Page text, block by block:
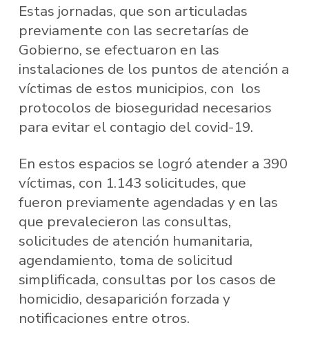
Estas jornadas, que son articuladas
previamente con las secretarías de
Gobierno, se efectuaron en las
instalaciones de los puntos de atención a
víctimas de estos municipios, con los
protocolos de bioseguridad necesarios
para evitar el contagio del covid-19.
En estos espacios se logró atender a 390
víctimas, con 1.143 solicitudes, que
fueron previamente agendadas y en las
que prevalecieron las consultas,
solicitudes de atención humanitaria,
agendamiento, toma de solicitud
simplificada, consultas por los casos de
homicidio, desaparición forzada y
notificaciones entre otros.